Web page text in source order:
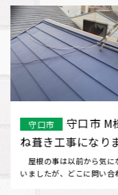
守口市
守口市 M
ね葺き工事になり
屋根の事は以前から気に
いましたが、どこに問い合